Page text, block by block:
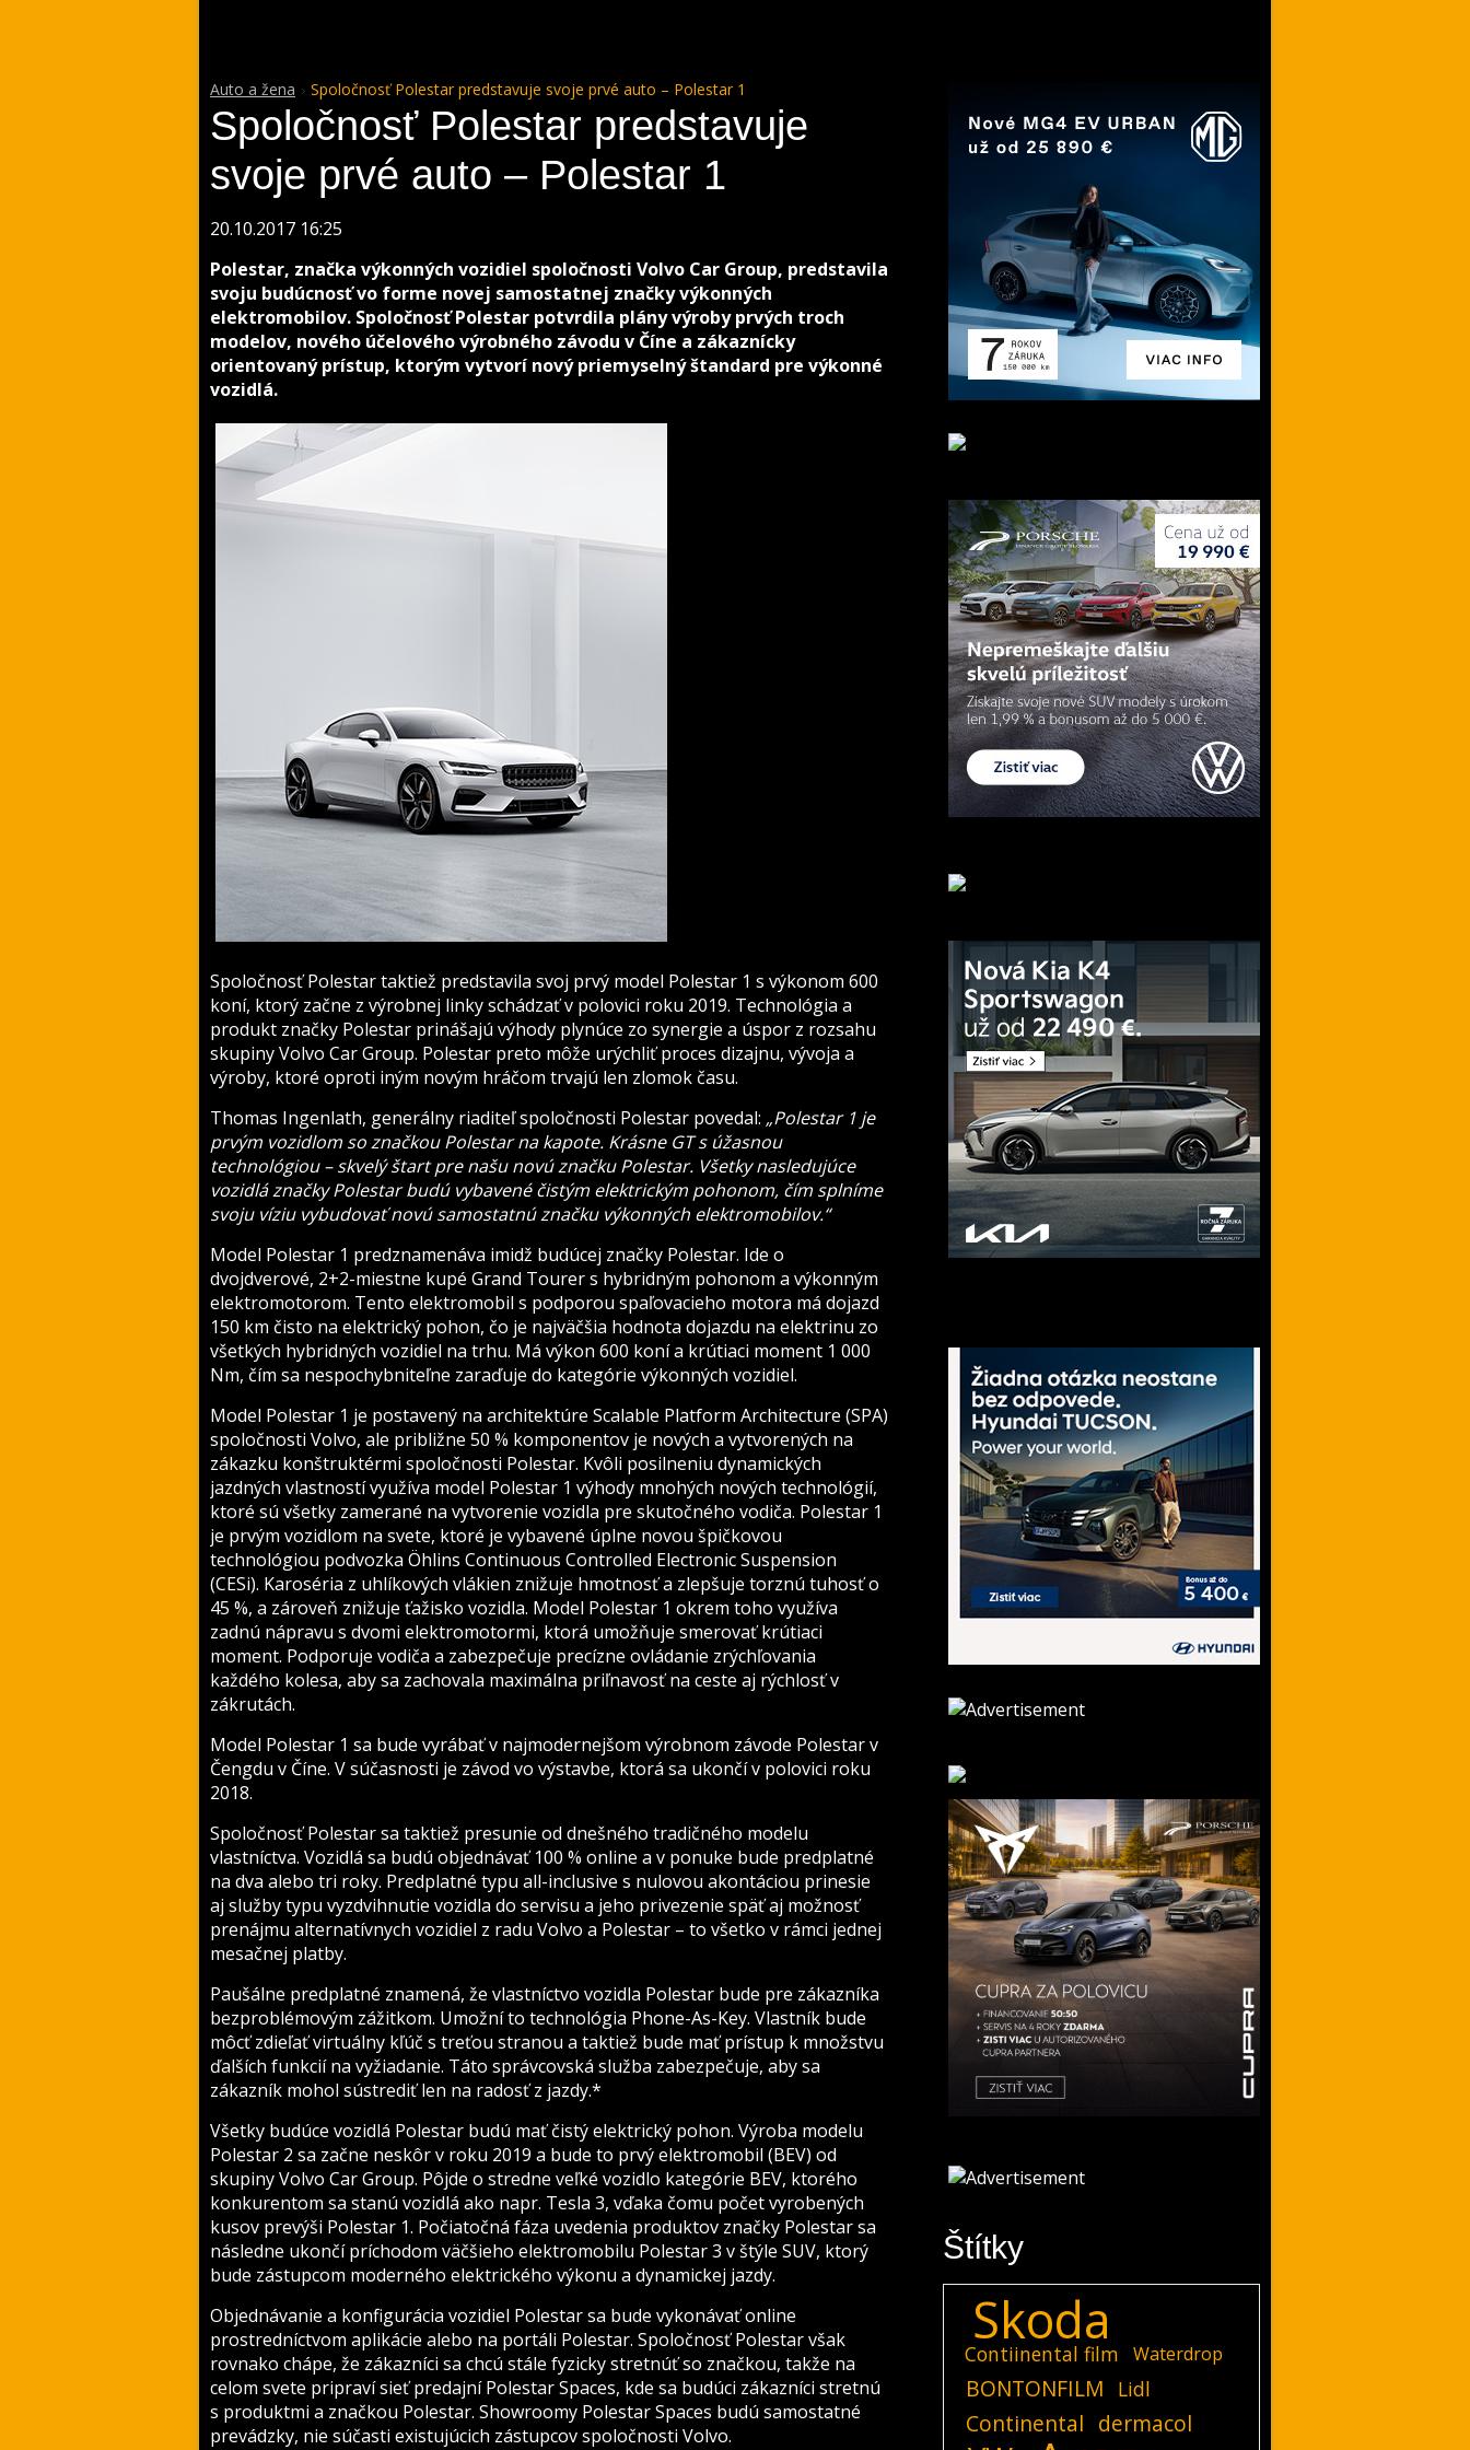
Auto a žena Spoločnosť Polestar predstavuje svoje prvé auto – Polestar 1
Spoločnosť Polestar predstavuje
svoje prvé auto – Polestar 1
20.10.2017 16:25
Polestar, značka výkonných vozidiel spoločnosti Volvo Car Group, predstavila
svoju budúcnosť vo forme novej samostatnej značky výkonných
elektromobilov. Spoločnosť Polestar potvrdila plány výroby prvých troch
modelov, nového účelového výrobného závodu v Číne a zákaznícky
orientovaný prístup, ktorým vytvorí nový priemyselný štandard pre výkonné
vozidlá.
Spoločnosť Polestar taktiež predstavila svoj prvý model Polestar 1 s výkonom 600
koní, ktorý začne z výrobnej linky schádzať v polovici roku 2019. Technológia a
produkt značky Polestar prinášajú výhody plynúce zo synergie a úspor z rozsahu
skupiny Volvo Car Group. Polestar preto môže urýchliť proces dizajnu, vývoja a
výroby, ktoré oproti iným novým hráčom trvajú len zlomok času.
Thomas Ingenlath, generálny riaditeľ spoločnosti Polestar povedal: „Polestar 1 je
prvým vozidlom so značkou Polestar na kapote. Krásne GT s úžasnou
technológiou – skvelý štart pre našu novú značku Polestar. Všetky nasledujúce
vozidlá značky Polestar budú vybavené čistým elektrickým pohonom, čím splníme
svoju víziu vybudovať novú samostatnú značku výkonných elektromobilov.“
Model Polestar 1 predznamenáva imidž budúcej značky Polestar. Ide o
dvojdverové, 2+2-miestne kupé Grand Tourer s hybridným pohonom a výkonným
elektromotorom. Tento elektromobil s podporou spaľovacieho motora má dojazd
150 km čisto na elektrický pohon, čo je najväčšia hodnota dojazdu na elektrinu zo
všetkých hybridných vozidiel na trhu. Má výkon 600 koní a krútiaci moment 1 000
Nm, čím sa nespochybniteľne zaraďuje do kategórie výkonných vozidiel.
Model Polestar 1 je postavený na architektúre Scalable Platform Architecture (SPA)
spoločnosti Volvo, ale približne 50 % komponentov je nových a vytvorených na
zákazku konštruktérmi spoločnosti Polestar. Kvôli posilneniu dynamických
jazdných vlastností využíva model Polestar 1 výhody mnohých nových technológií,
ktoré sú všetky zamerané na vytvorenie vozidla pre skutočného vodiča. Polestar 1
je prvým vozidlom na svete, ktoré je vybavené úplne novou špičkovou
technológiou podvozka Öhlins Continuous Controlled Electronic Suspension
(CESi). Karoséria z uhlíkových vlákien znižuje hmotnosť a zlepšuje torznú tuhosť o
45 %, a zároveň znižuje ťažisko vozidla. Model Polestar 1 okrem toho využíva
zadnú nápravu s dvomi elektromotormi, ktorá umožňuje smerovať krútiaci
moment. Podporuje vodiča a zabezpečuje precízne ovládanie zrýchľovania
každého kolesa, aby sa zachovala maximálna priľnavosť na ceste aj rýchlosť v
zákrutách.
Model Polestar 1 sa bude vyrábať v najmodernejšom výrobnom závode Polestar v
Čengdu v Číne. V súčasnosti je závod vo výstavbe, ktorá sa ukončí v polovici roku
2018.
Spoločnosť Polestar sa taktiež presunie od dnešného tradičného modelu
vlastníctva. Vozidlá sa budú objednávať 100 % online a v ponuke bude predplatné
na dva alebo tri roky. Predplatné typu all-inclusive s nulovou akontáciou prinesie
aj služby typu vyzdvihnutie vozidla do servisu a jeho privezenie späť aj možnosť
prenájmu alternatívnych vozidiel z radu Volvo a Polestar – to všetko v rámci jednej
mesačnej platby.
Paušálne predplatné znamená, že vlastníctvo vozidla Polestar bude pre zákazníka
bezproblémovým zážitkom. Umožní to technológia Phone-As-Key. Vlastník bude
môcť zdieľať virtuálny kľúč s treťou stranou a taktiež bude mať prístup k množstvu
ďalších funkcií na vyžiadanie. Táto správcovská služba zabezpečuje, aby sa
zákazník mohol sústrediť len na radosť z jazdy.*
Všetky budúce vozidlá Polestar budú mať čistý elektrický pohon. Výroba modelu
Polestar 2 sa začne neskôr v roku 2019 a bude to prvý elektromobil (BEV) od
skupiny Volvo Car Group. Pôjde o stredne veľké vozidlo kategórie BEV, ktorého
konkurentom sa stanú vozidlá ako napr. Tesla 3, vďaka čomu počet vyrobených
kusov prevýši Polestar 1. Počiatočná fáza uvedenia produktov značky Polestar sa
následne ukončí príchodom väčšieho elektromobilu Polestar 3 v štýle SUV, ktorý
bude zástupcom moderného elektrického výkonu a dynamickej jazdy.
Objednávanie a konfigurácia vozidiel Polestar sa bude vykonávať online
prostredníctvom aplikácie alebo na portáli Polestar. Spoločnosť Polestar však
rovnako chápe, že zákazníci sa chcú stále fyzicky stretnúť so značkou, takže na
celom svete pripraví sieť predajní Polestar Spaces, kde sa budúci zákazníci stretnú
s produktmi a značkou Polestar. Showroomy Polestar Spaces budú samostatné
prevádzky, nie súčasti existujúcich zástupcov spoločnosti Volvo.
Štítky
Skoda
Contiinental film Waterdrop
BONTONFILM Lidl
Continental dermacol